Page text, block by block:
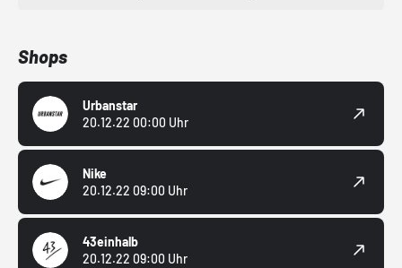
Shops
Urbanstar
20.12.22 00:00 Uhr
Nike
20.12.22 09:00 Uhr
43einhalb
20.12.22 09:00 Uhr